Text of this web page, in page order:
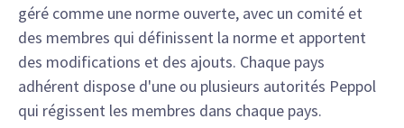
géré comme une norme ouverte, avec un comité et
des membres qui définissent la norme et apportent
des modifications et des ajouts. Chaque pays
adhérent dispose d'une ou plusieurs autorités Peppol
qui régissent les membres dans chaque pays.